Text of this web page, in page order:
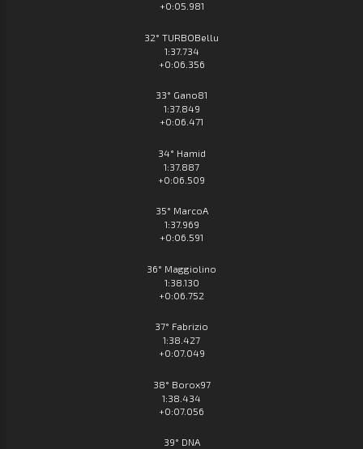
+0:05.981
32° TURBOBellu
1:37.734
+0:06.356
33° Gano81
1:37.849
+0:06.471
34° Hamid
1:37.887
+0:06.509
35° MarcoA
1:37.969
+0:06.591
36° Maggiolino
1:38.130
+0:06.752
37° Fabrizio
1:38.427
+0:07.049
38° Borox97
1:38.434
+0:07.056
39° DNA